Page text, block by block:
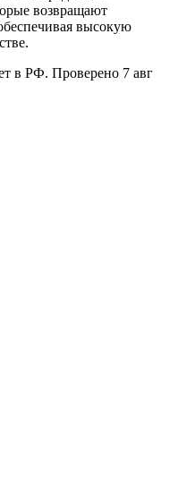
возвращают
высокую
в РФ. Проверено 7 авг